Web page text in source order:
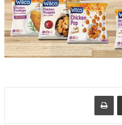
مشاركة عبر البريد طباعة